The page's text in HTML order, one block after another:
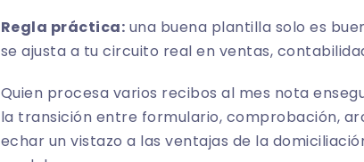
Regla práctica: una buena plantilla solo es
se ajusta a tu circuito real en ventas,
Quien procesa varios recibos al mes nota
la transición entre formulario, comprobación,
echar un vistazo a las ventajas de la